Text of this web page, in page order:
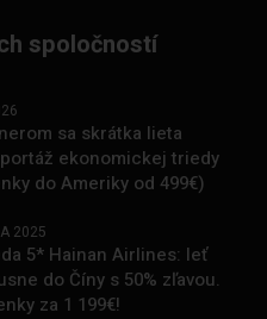
spoločností
sa skrátka lieta
ekonomickej triedy
do Ameriky od 499€)
2025
5* Hainan Airlines: leť
do Číny s 50% zľavou.
za 1 199€!